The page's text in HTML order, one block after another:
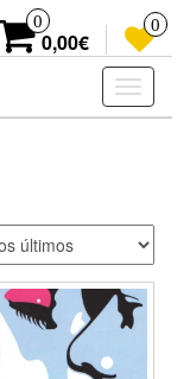
0
0,00€
0
Toggle